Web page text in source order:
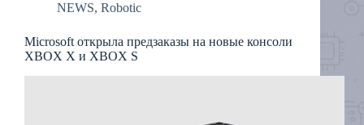
NEWS, Robotic
Microsoft открыла предзаказы на новые консоли
XBOX X и XBOX S